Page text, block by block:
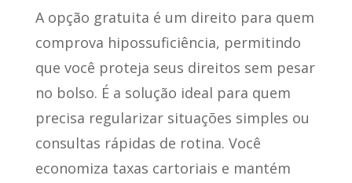
A opção gratuita é um direito para quem
comprova hipossuficiência, permitindo
que você proteja seus direitos sem pesar
no bolso. É a solução ideal para quem
precisa regularizar situações simples ou
consultas rápidas de rotina. Você
economiza taxas cartoriais e mantém